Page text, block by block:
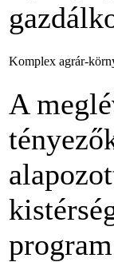
Komplex agrár-
A